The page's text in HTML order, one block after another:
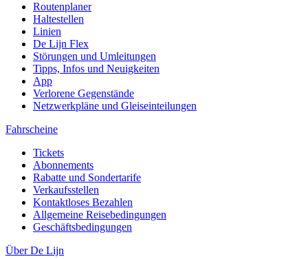
Routenplaner
Haltestellen
Linien
De Lijn Flex
Störungen und Umleitungen
Tipps, Infos und Neuigkeiten
App
Verlorene Gegenstände
Netzwerkpläne und Gleiseinteilungen
Fahrscheine
Tickets
Abonnements
Rabatte und Sondertarife
Verkaufsstellen
Kontaktloses Bezahlen
Allgemeine Reisebedingungen
Geschäftsbedingungen
Über De Lijn